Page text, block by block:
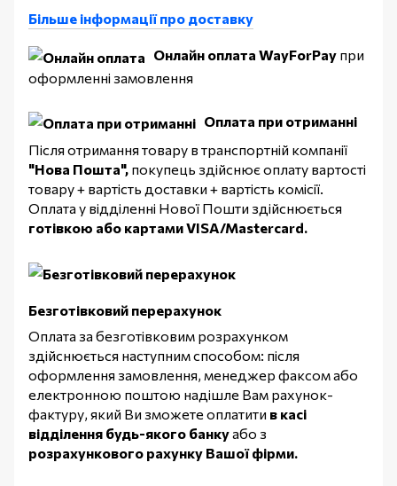
Більше інформації про доставку
Онлайн оплата WayForPay при
оформленні замовлення
Оплата при отриманні
Після отримання товару в транспортній компанії
"Нова Пошта", покупець здійснює оплату вартості
товару + вартість доставки + вартість комісії.
Оплата у відділенні Нової Пошти здійснюється
готівкою або картами VISA/Mastercard.
Безготівковий перерахунок
Оплата за безготівковим розрахунком
здійснюється наступним способом: після
оформлення замовлення, менеджер факсом або
електронною поштою надішле Вам рахунок-
фактуру, який Ви зможете оплатити в касі
відділення будь-якого банкуабо з
розрахункового рахунку Вашої фірми.